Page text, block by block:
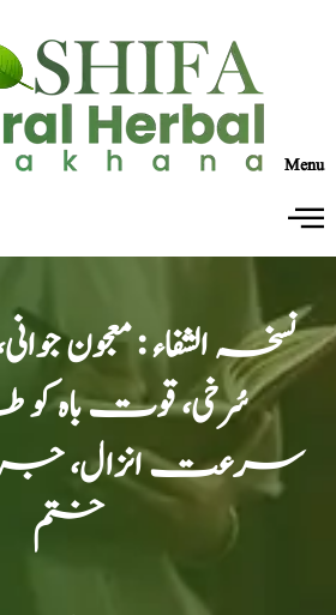
Menu
نسخہ الشفاء : معجون
سُرخی، قوت باہ
سرعت انزال،
ختم